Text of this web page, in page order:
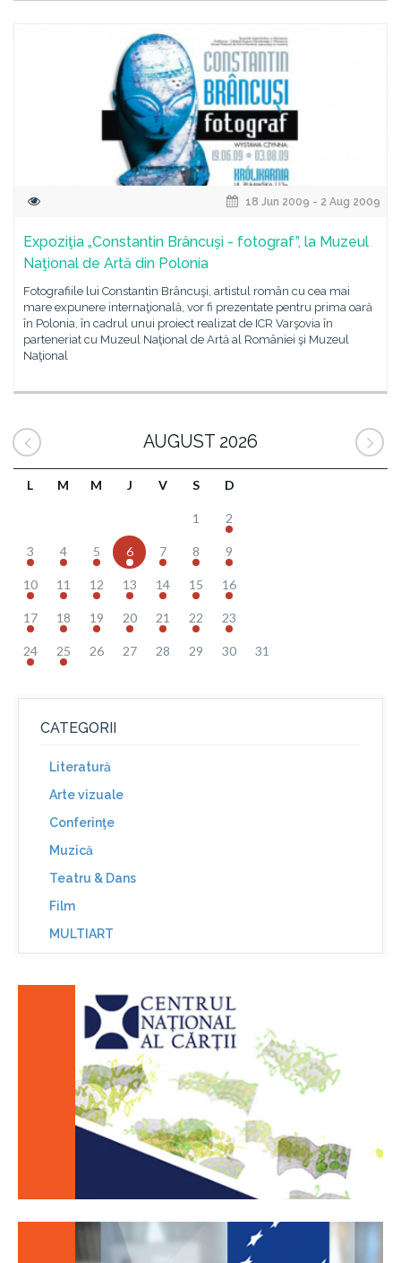
18 Jun 2009 - 2 Aug 2009
Expoziţia „Constantin Brâncuşi - fotograf”, la Muzeul
Naţional de Artă din Polonia
Fotografiile lui Constantin Brâncuşi, artistul român cu cea mai
mare expunere internaţională, vor fi prezentate pentru prima oară
în Polonia, în cadrul unui proiect realizat de ICR Varşovia în
parteneriat cu Muzeul Naţional de Artă al României şi Muzeul
Naţional
AUGUST 2026
L M M J V S D
1 2
3 4 5 6 7 8 9
10 11 12 13 14 15 16
17 18 19 20 21 22 23
24 25 26 27 28 29 30 31
CATEGORII
Literatură
Arte vizuale
Conferinţe
Muzică
Teatru & Dans
Film
MULTIART